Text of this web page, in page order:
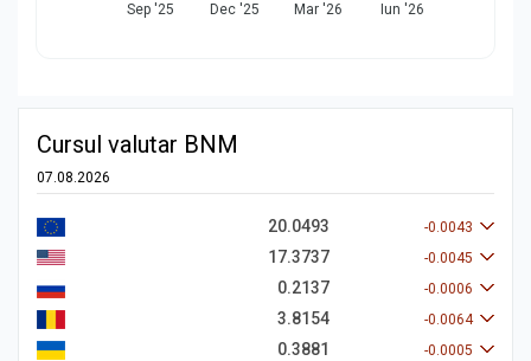
Sep '25 Dec '25 Mar '26 Iun '26
Cursul valutar BNM
07.08.2026
20.0493 -0.0043
17.3737 -0.0045
0.2137 -0.0006
3.8154 -0.0064
0.3881 -0.0005